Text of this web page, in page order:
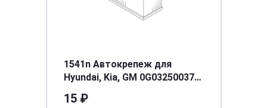
1541n Автокрепеж для
Hyundai, Kia, GM 0G03250037A
15 ₽